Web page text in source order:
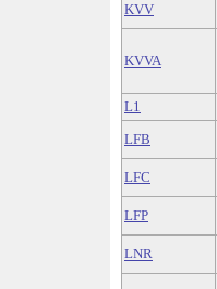
KVV
KVVA
L1
LFB
LFC
LFP
LNR